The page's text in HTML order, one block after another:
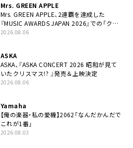
Mrs. GREEN APPLE
Mrs. GREEN APPLE、2連覇を達成した
『MUSIC AWARDS JAPAN 2026』での「クス
シキ」ライブパフォーマンスをYouTube公開
2026.08.06
ASKA
ASKA、『ASKA CONCERT 2026 昭和が見て
いたクリスマス!? 』発売＆上映決定
2026.08.06
Yamaha
【俺の楽器・私の愛機】2062「なんだかんだで
これが1番」
2026.08.03